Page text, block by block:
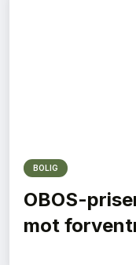
BOLIG
OBOS-
mot